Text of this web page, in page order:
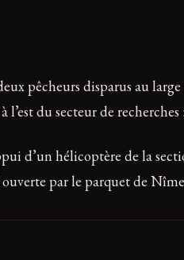
pêcheurs disparus au
l’est du secteur de
d’un hélicoptère de la
par le parquet de